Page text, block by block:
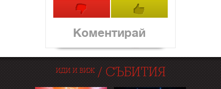
Коментирай
ИДИ И ВИЖ/ СЪБИТИЯ